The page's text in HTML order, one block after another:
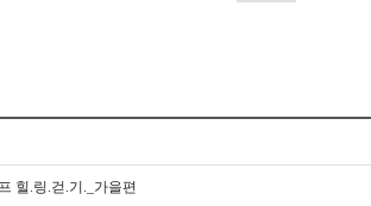
힐.링.걷.기._가을편